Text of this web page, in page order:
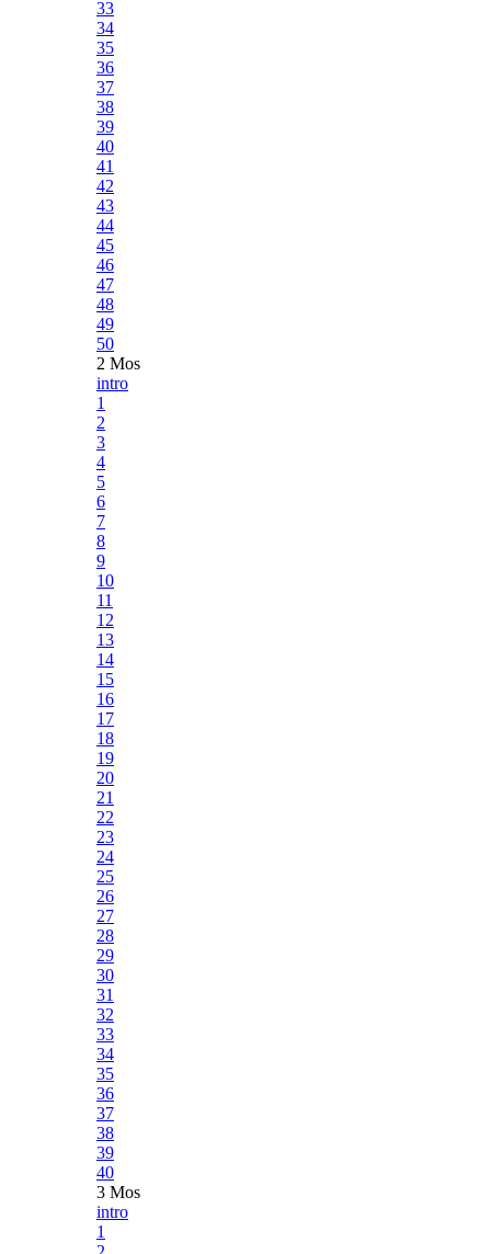
33
34
35
36
37
38
39
40
41
42
43
44
45
46
47
48
49
50
2 Mos
intro
1
2
3
4
5
6
7
8
9
10
11
12
13
14
15
16
17
18
19
20
21
22
23
24
25
26
27
28
29
30
31
32
33
34
35
36
37
38
39
40
3 Mos
intro
1